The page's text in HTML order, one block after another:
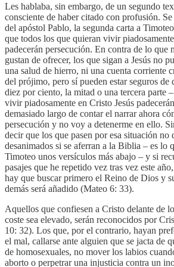
Les hablaba, sin embargo, de un segundo
consciente de haber citado con profusión.
del apóstol Pablo, la segunda carta a
que todos los que quieran vivir
padecerán persecución. En contra de lo que
gustan de ofrecer, los que sigan a Jesús no
una salud de hierro, ni una cuenta corriente
del prójimo, pero sí pueden estar seguros
diez por ciento, la mitad o una tercera parte
vivir piadosamente en Cristo Jesús
demasiado largo de contar el narrar ahora
persecución y no voy a detenerme en ello.
decir que los que pasen por esa situación no
desanimados si se aferran a la Biblia – es lo
Timoteo unos versículos más abajo – y si
pasajes que he repetido vez tras vez este
hay que buscar primero el Reino de Dios y
demás será añadido (Mateo 6: 33).
Aquellos que confiesen a Cristo delante de
coste sea elevado, serán reconocidos por
10: 32). Los que, por el contrario, hayan
el mal, callarse ante alguien que se jacta de
de homosexuales, no mover los labios
aborto o perpetrar una injusticia contra un